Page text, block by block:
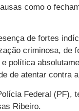
como o
de fortes
criminosa, de
política
de atentar contra
Federal (PF),
Ribeiro.